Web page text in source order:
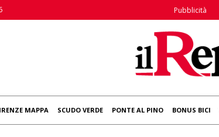
Pubblicità
MAPPA SCUDO VERDE PONTE AL PINO BONUS BICI